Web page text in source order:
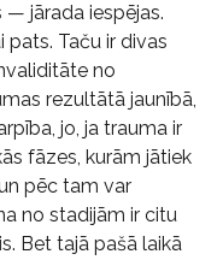
— jārada iespējas.
Taču ir divas
no
rezultātā jaunībā,
jo, ja trauma ir
fāzes, kurām jātiek
pēc tam var
no stadijām ir citu
Bet tajā pašā laikā